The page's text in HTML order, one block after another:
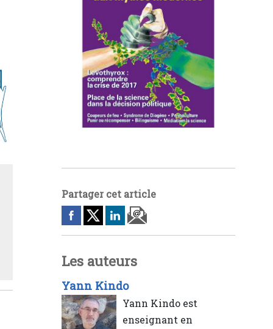
Partager cet article
Les auteurs
Yann Kindo
Yann Kindo est
enseignant en